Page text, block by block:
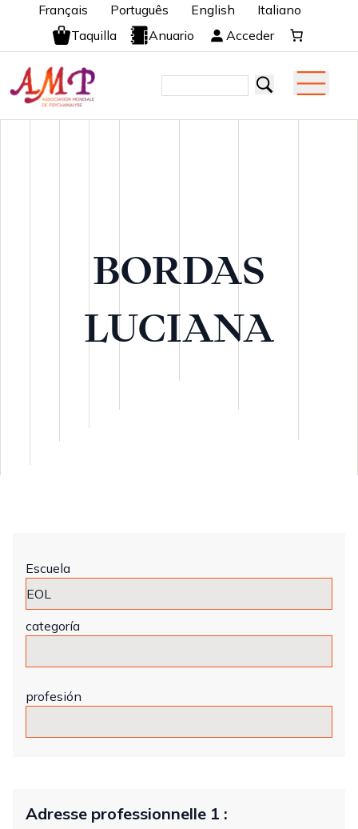
Français Português English
Italiano
Taquilla
Anuario Acceder
BORDAS
LUCIANA
Escuela
categoría
profesión
Adresse professionnelle 1 :